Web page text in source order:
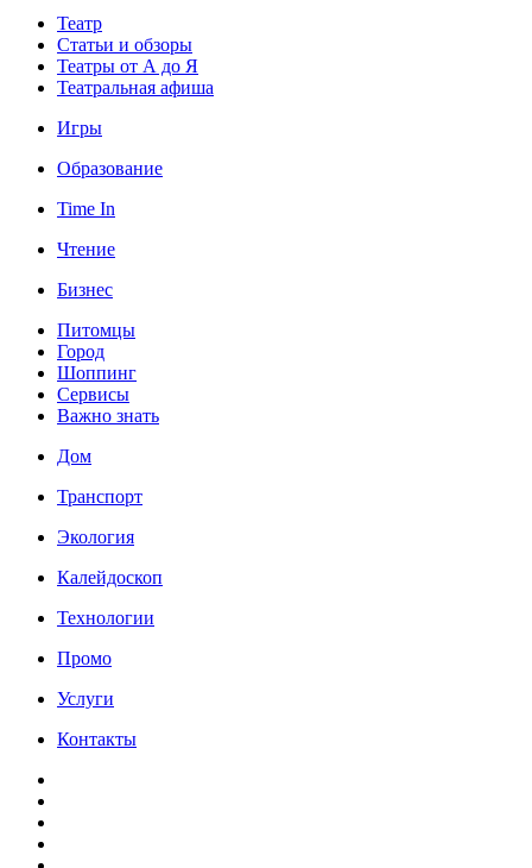
Театр
Статьи и обзоры
Театры от А до Я
Театральная афиша
Игры
Образование
Time In
Чтение
Бизнес
Питомцы
Город
Шоппинг
Сервисы
Важно знать
Дом
Транспорт
Экология
Калейдоскоп
Технологии
Промо
Услуги
Контакты